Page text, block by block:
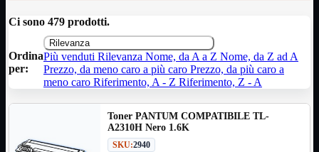
Servizi 
Telefoni 
DomoticaMostra tutti i prodotti
ZigBee
Ci sono 479 prodotti.
Ordina
per:
Rilevanza
Più venduti Rilevanza Nome, da A a Z Nome, da Z ad A
Prezzo, da meno caro a più caro Prezzo, da più caro a
meno caro Riferimento, A - Z Riferimento, Z - A
Toner PANTUM COMPATIBILE TL-
A2310H Nero 1.6K
SKU:2940